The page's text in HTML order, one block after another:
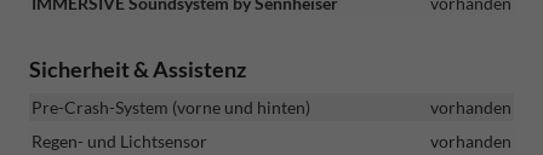
Sicherheit & Assistenz
Pre-Crash-System (vorne und hinten)
vorhanden
Regen- und Lichtsensor
vorhanden